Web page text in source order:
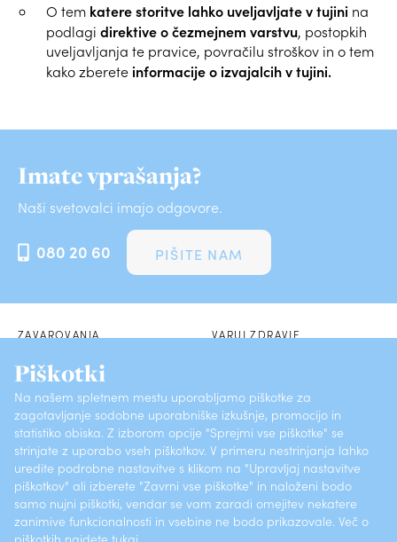
Piškotki
Na našem spletnem mestu uporabljamo piškotke za
zagotavljanje sodobne uporabniške izkušnje, promocijo in
statistiko obiska. Z izborom opcije "Sprejmi vse piškotke" se
strinjate z uporabo vseh piškotkov. V primeru nestrinjanja lahko
uredite podrobne nastavitve s klikom na "Upravljaj nastavitve
piškotkov" ali izberete "Zavrni vse piškotke" in naloženi bodo
samo nujni piškotki, vendar se vam zaradi omejitev nekatere
zanimive funkcionalnosti in vsebine ne bodo prikazovale. Več o
O tem katere storitve lahko uveljavljate v tujini na
podlagi direktive o čezmejnem varstvu, postopkih
uveljavljanja te pravice, povračilu stroškov in o tem
kako zberete informacije o izvajalcih v tujini.
Imate vprašanja?
Naši svetovalci imajo odgovore.
080 20 60 PIŠITE NAM
ZAVAROVANJA VARUJ ZDRAVJE
POSLOVALNICE
O ZAVAROVALNICI KONTAKTI
PRIJAVI ŠKODO POGOSTA VPRAŠANJA
Vsebine (ISSN 1581-372X) Varstvo osebnih podatkov